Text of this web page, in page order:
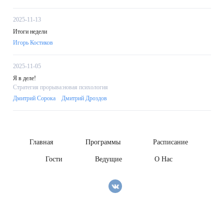
2025-11-13
Итоги недели
Игорь Костиков
2025-11-05
Я в деле!
Стратегия прорыва:новая психология
Дмитрий Сорока
Дмитрий Дроздов
Главная Программы Расписание
Гости Ведущие О Нас